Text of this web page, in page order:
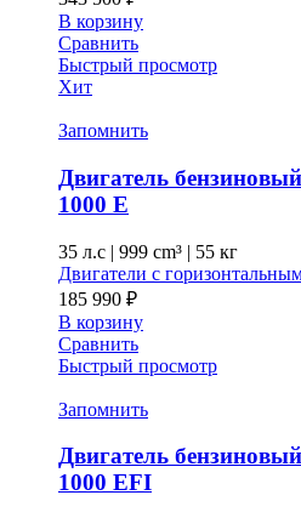
В корзину
Сравнить
Быстрый просмотр
Хит
Запомнить
Двигатель
1000 E
35 л.с | 999 cm³ | 55 кг
Двигатели с
185 990 ₽
В корзину
Сравнить
Быстрый просмотр
Запомнить
Двигатель
1000 EFI